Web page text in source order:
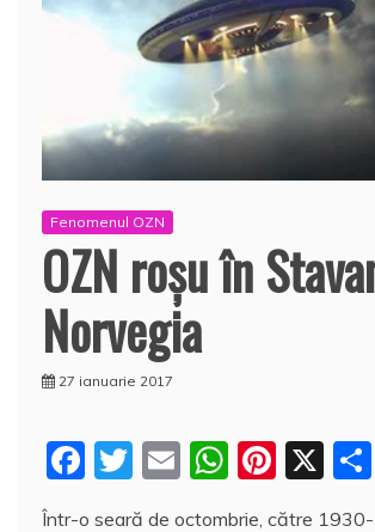
Fenomenul OZN
OZN roşu în
Norvegia
27 ianuarie 2017
F
T
E
W Pi X
Într-o seară de octombrie, către 1930-